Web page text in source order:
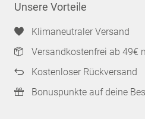
Unsere Vorteile
Klimaneutraler Versand
Versandkostenfrei ab 49€
Kostenloser Rückversand
Bonuspunkte auf deine